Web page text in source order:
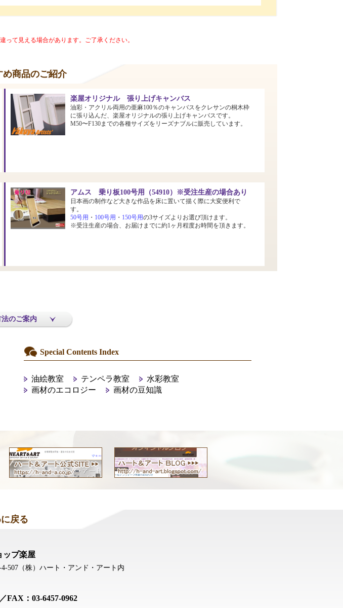
って見える場合があります。ご了承ください。
め商品のご紹介
楽屋オリジナル 張り上げキャンバス
油彩・アクリル両用の亜麻100％のキャンバスをクレサンの桐木枠
に張り込んだ、楽屋オリジナルの張り上げキャンバスです。
M50〜F130までの各種サイズをリーズナブルに販売しています。
アムス 乗り板100号用（54910）※受注生産の場合あり
日本画の制作など大きな作品を床に置いて描く際に大変便利で
す。
50号用 ・ 100号用 ・ 150号用の3サイズよりお選び頂けます。
※受注生産の場合、お届けまでに約1ヶ月程度お時間を頂きます。
のご案内
Special Contents Index
油絵教室 テンペラ教室
水彩教室
画材のエコロジー
画材の豆知識
戻る
ップ楽屋
507（株）ハート・アンド・アート内
FAX：03-6457-0962